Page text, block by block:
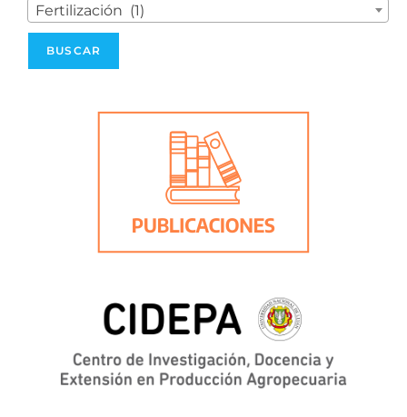
Fertilización (1)